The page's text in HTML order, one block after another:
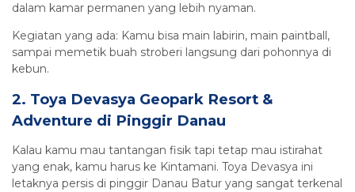
dalam kamar permanen yang lebih nyaman.
Kegiatan yang ada: Kamu bisa main labirin, main paintball,
sampai memetik buah stroberi langsung dari pohonnya di
kebun.
2. Toya Devasya Geopark Resort &
Adventure di Pinggir Danau
Kalau kamu mau tantangan fisik tapi tetap mau istirahat
yang enak, kamu harus ke Kintamani. Toya Devasya ini
letaknya persis di pinggir Danau Batur yang sangat terkenal